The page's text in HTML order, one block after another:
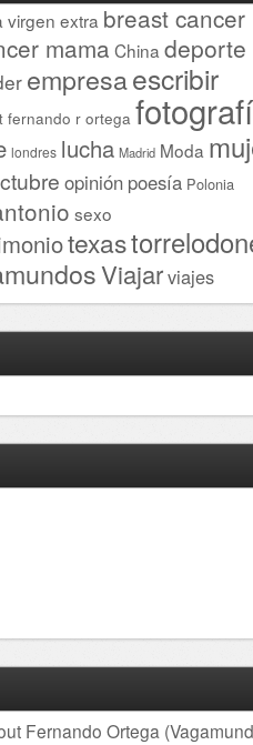
virgen extra breast cancer
mama China deporte
empresaescribir
fernando r ortega
londres lucha Madrid Moda
opinión poesía Polonia
sexo
texas
Viajarviajes
Fernando Ortega